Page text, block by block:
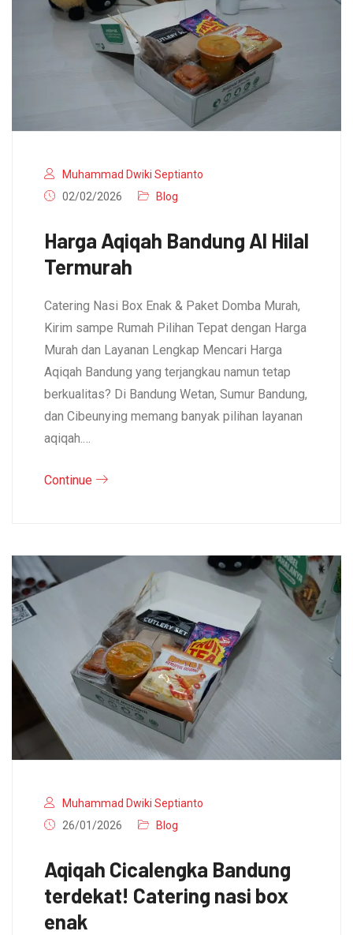
Muhammad Dwiki Septianto
02/02/2026
Blog
Harga Aqiqah Bandung Al Hilal
Termurah
Catering Nasi Box Enak & Paket Domba Murah,
Kirim sampe Rumah Pilihan Tepat dengan Harga
Murah dan Layanan Lengkap Mencari Harga
Aqiqah Bandung yang terjangkau namun tetap
berkualitas? Di Bandung Wetan, Sumur Bandung,
dan Cibeunying memang banyak pilihan layanan
aqiqah.…
Continue
Muhammad Dwiki Septianto
26/01/2026
Blog
Aqiqah Cicalengka Bandung
terdekat! Catering nasi box
enak